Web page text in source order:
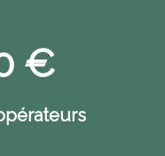
€